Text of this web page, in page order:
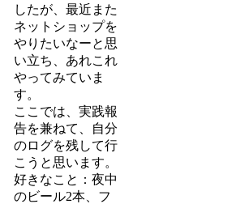
したが、最近また
ネットショップを
やりたいなーと思
い立ち、あれこれ
やってみていま
す。
ここでは、実践報
告を兼ねて、自分
のログを残して行
こうと思います。
好きなこと：夜中
のビール2本、フ